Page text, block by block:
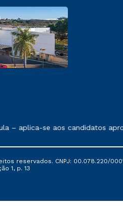
de serviços.
aplica-se aos candidatos
reservados. CNPJ: 00.078.220/
1, p. 13